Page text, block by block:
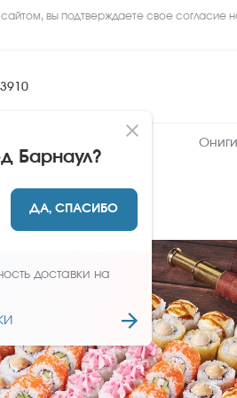
сайтом, вы подтверждаете свое согласие
Барнаул?
ДА, СПАСИБО
доставки на